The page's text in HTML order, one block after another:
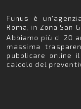
Funus è
Roma, in Zona San
Abbiamo più di 20
massima
pubblicare online
calcolo del